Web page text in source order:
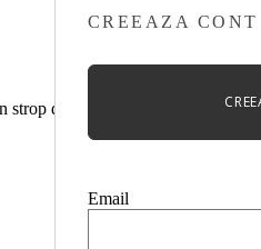
CREEAZA CONT
Email
de prospețime ținutelor